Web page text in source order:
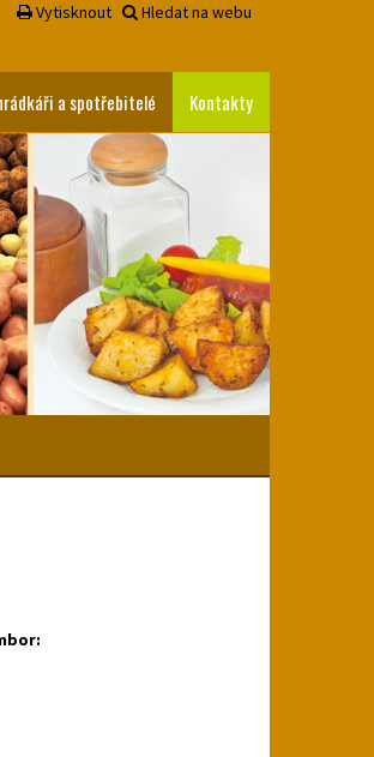
Vytisknout Hledat na webu
a spotřebitelé Kontakty